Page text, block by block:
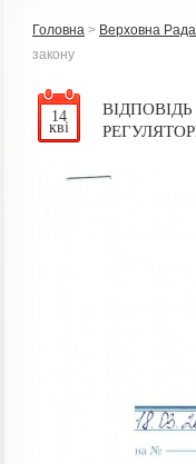
Головна > Верховна Рада
закону
14
кві